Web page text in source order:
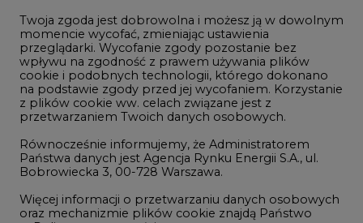
Atom
Fotowoltaika
Offshore wind
Zielone samorządy
Zielona gospodarka
Twoja zgoda jest dobrowolna i możesz ją w dowolnym
momencie wycofać, zmieniając ustawienia
przeglądarki. Wycofanie zgody pozostanie bez
wpływu na zgodność z prawem używania plików
cookie i podobnych technologii, którego dokonano
na podstawie zgody przed jej wycofaniem. Korzystanie
z plików cookie ww. celach związane jest z
przetwarzaniem Twoich danych osobowych.
Równocześnie informujemy, że Administratorem
Państwa danych jest Agencja Rynku Energii S.A., ul.
Bobrowiecka 3, 00-728 Warszawa.
Więcej informacji o przetwarzaniu danych osobowych
oraz mechanizmie plików cookie znajdą Państwo